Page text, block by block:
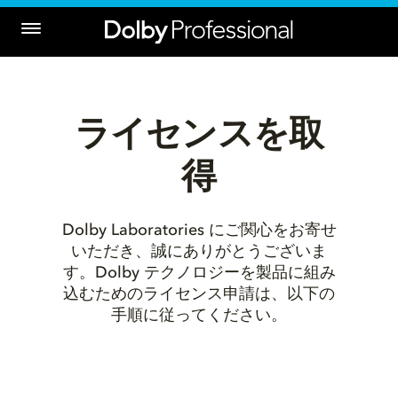
ライセンスを取
得
Dolby Laboratories にご関心をお寄せ
いただき、誠にありがとうございま
す。Dolby テクノロジーを製品に組み
込むためのライセンス申請は、以下の
手順に従ってください。